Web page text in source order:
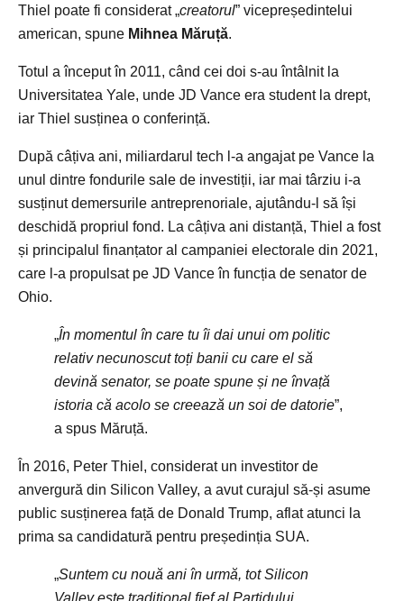
Thiel poate fi considerat „ creatorul” vicepreședintelui
american, spune Mihnea Măruță
Totul a început în 2011, când cei doi s-au întâlnit la
Universitatea Yale, unde JD Vance era student la drept,
iar Thiel susținea o conferință.
După câțiva ani, miliardarul tech l-a angajat pe Vance la
unul dintre fondurile sale de investiții, iar mai târziu i-a
susținut demersurile antreprenoriale, ajutându-l să își
deschidă propriul fond. La câțiva ani distanță, Thiel a fost
și principalul finanțator al campaniei electorale din 2021,
care l-a propulsat pe JD Vance în funcția de senator de
Ohio.
„În momentul în care tu îi dai unui om politic
relativ necunoscut toți banii cu care el să
devină senator, se poate spune și ne învață
istoria că acolo se creează un soi de datorie”,
a spus Măruță.
În 2016, Peter Thiel, considerat un investitor de
anvergură din Silicon Valley, a avut curajul să-și asume
public susținerea față de Donald Trump, aflat atunci la
prima sa candidatură pentru președinția SUA.
„Suntem cu nouă ani în urmă, tot Silicon
Valley este tradițional fief al Partidului